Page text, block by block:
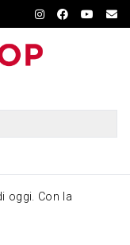
oggi. Con la